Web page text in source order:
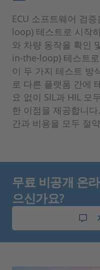
ECU 소프트웨어 검
loop) 테스트로 시작
와 차량 동작을 확인
in-the-loop) 테스트
이 두 가지 테스트 방
로 다른 플랫폼 간에
요 없이 SIL과 HIL 모
한 이점을 제공합니
간과 비용을 모두 절
무료 비공개 온
으신가요?